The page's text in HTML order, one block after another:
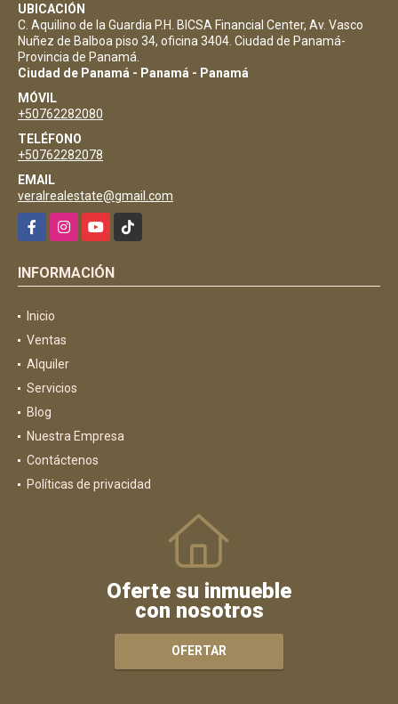
UBICACIÓN
C. Aquilino de la Guardia P.H. BICSA Financial Center, Av. Vasco
Nuñez de Balboa piso 34, oficina 3404. Ciudad de Panamá-
Provincia de Panamá.
Ciudad de Panamá - Panamá - Panamá
MÓVIL
+50762282080
TELÉFONO
+50762282078
EMAIL
veralrealestate@gmail.com
FacebookInstagramYouTubeTikTok
INFORMACIÓN
Inicio
Ventas
Alquiler
Servicios
Blog
Nuestra Empresa
Contáctenos
Políticas de privacidad
Oferte su inmueble
con nosotros
OFERTAR